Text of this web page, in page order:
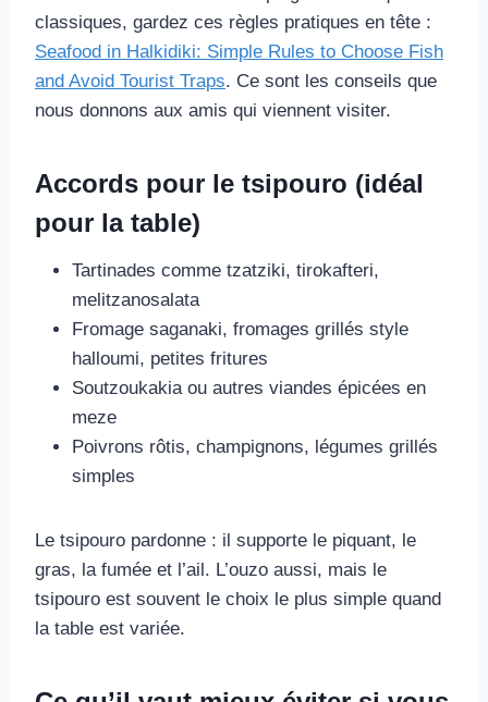
classiques, gardez ces règles pratiques en tête :
Seafood in Halkidiki: Simple Rules to Choose Fish
and Avoid Tourist Traps. Ce sont les conseils que
nous donnons aux amis qui viennent visiter.
Accords pour le tsipouro (idéal
pour la table)
Tartinades comme tzatziki, tirokafteri,
melitzanosalata
Fromage saganaki, fromages grillés style
halloumi, petites fritures
Soutzoukakia ou autres viandes épicées en
meze
Poivrons rôtis, champignons, légumes grillés
simples
Le tsipouro pardonne : il supporte le piquant, le
gras, la fumée et l’ail. L’ouzo aussi, mais le
tsipouro est souvent le choix le plus simple quand
la table est variée.